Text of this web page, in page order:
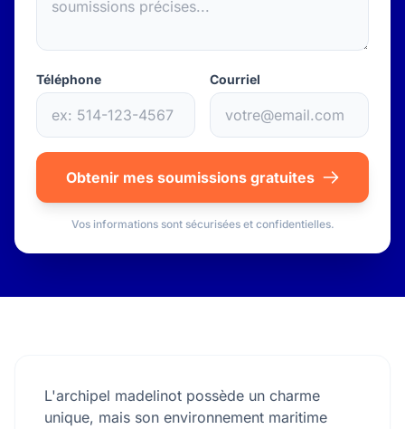
Téléphone Courriel
Obtenir mes soumissions gratuites
Vos informations sont sécurisées et confidentielles.
L'archipel madelinot possède un charme
unique, mais son environnement maritime